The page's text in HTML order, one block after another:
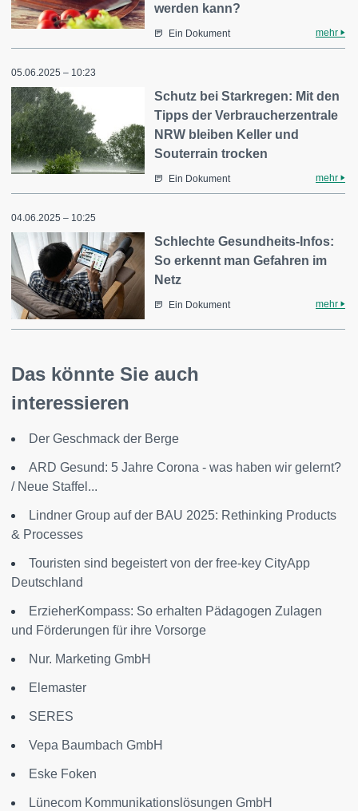
werden kann?
Ein Dokument mehr
05.06.2025 – 10:23
Schutz bei Starkregen: Mit den
Tipps der Verbraucherzentrale
NRW bleiben Keller und
Souterrain trocken
Ein Dokument mehr
04.06.2025 – 10:25
Schlechte Gesundheits-Infos:
So erkennt man Gefahren im
Netz
Ein Dokument mehr
Das könnte Sie auch
interessieren
Der Geschmack der Berge
ARD Gesund: 5 Jahre Corona - was haben wir gelernt?
/ Neue Staffel...
Lindner Group auf der BAU 2025: Rethinking Products
& Processes
Touristen sind begeistert von der free-key CityApp
Deutschland
ErzieherKompass: So erhalten Pädagogen Zulagen
und Förderungen für ihre Vorsorge
Nur. Marketing GmbH
Elemaster
SERES
Vepa Baumbach GmbH
Eske Foken
Lünecom Kommunikationslösungen GmbH